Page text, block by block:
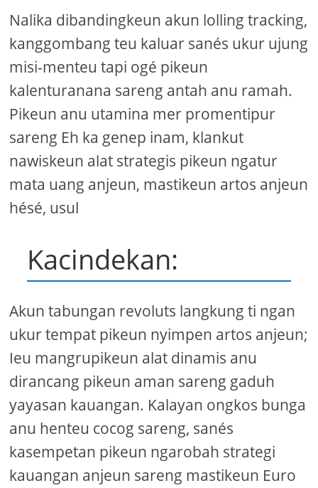
Nalika dibandingkeun akun lolling tracking,
kanggombang teu kaluar sanés ukur ujung
misi-menteu tapi ogé pikeun
kalenturanana sareng antah anu ramah.
Pikeun anu utamina mer promentipur
sareng Eh ka genep inam, klankut
nawiskeun alat strategis pikeun ngatur
mata uang anjeun, mastikeun artos anjeun
hésé, usul
Kacindekan:
Akun tabungan revoluts langkung ti ngan
ukur tempat pikeun nyimpen artos anjeun;
Ieu mangrupikeun alat dinamis anu
dirancang pikeun aman sareng gaduh
yayasan kauangan. Kalayan ongkos bunga
anu henteu cocog sareng, sanés
kasempetan pikeun ngarobah strategi
kauangan anjeun sareng mastikeun Euro